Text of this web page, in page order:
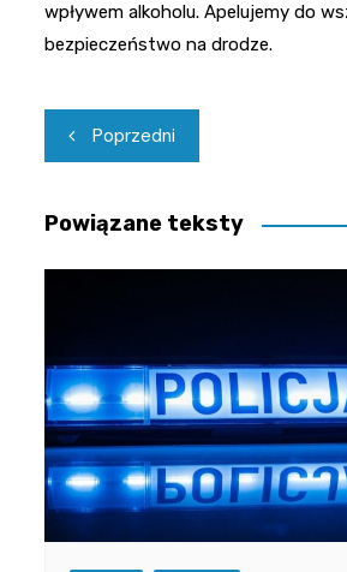
wpływem alkoholu. Apelujemy do
bezpieczeństwo na drodze.
Nawigacja
wpisu
Poprzedni
Powiązane teksty